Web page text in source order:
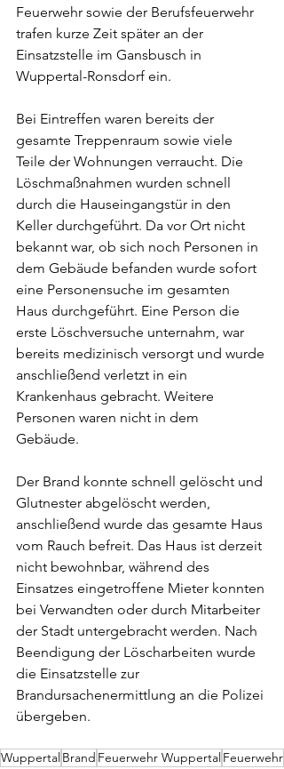
Feuerwehr sowie der Berufsfeuerwehr
trafen kurze Zeit später an der
Einsatzstelle im Gansbusch in
Wuppertal-Ronsdorf ein.
Bei Eintreffen waren bereits der
gesamte Treppenraum sowie viele
Teile der Wohnungen verraucht. Die
Löschmaßnahmen wurden schnell
durch die Hauseingangstür in den
Keller durchgeführt. Da vor Ort nicht
bekannt war, ob sich noch Personen in
dem Gebäude befanden wurde sofort
eine Personensuche im gesamten
Haus durchgeführt. Eine Person die
erste Löschversuche unternahm, war
bereits medizinisch versorgt und wurde
anschließend verletzt in ein
Krankenhaus gebracht. Weitere
Personen waren nicht in dem
Gebäude.
Der Brand konnte schnell gelöscht und
Glutnester abgelöscht werden,
anschließend wurde das gesamte Haus
vom Rauch befreit. Das Haus ist derzeit
nicht bewohnbar, während des
Einsatzes eingetroffene Mieter konnten
bei Verwandten oder durch Mitarbeiter
der Stadt untergebracht werden. Nach
Beendigung der Löscharbeiten wurde
die Einsatzstelle zur
Brandursachenermittlung an die Polizei
übergeben.
WuppertalBrand Feuerwehr WuppertalFeuerwehr